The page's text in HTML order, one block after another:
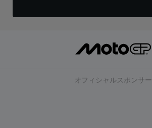
オフィシャルスポンサー